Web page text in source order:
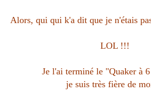
Alors, qui qui k'a dit que je n'étais
LOL !!!
Je l'ai terminé le "Quaker à
je suis très fière de